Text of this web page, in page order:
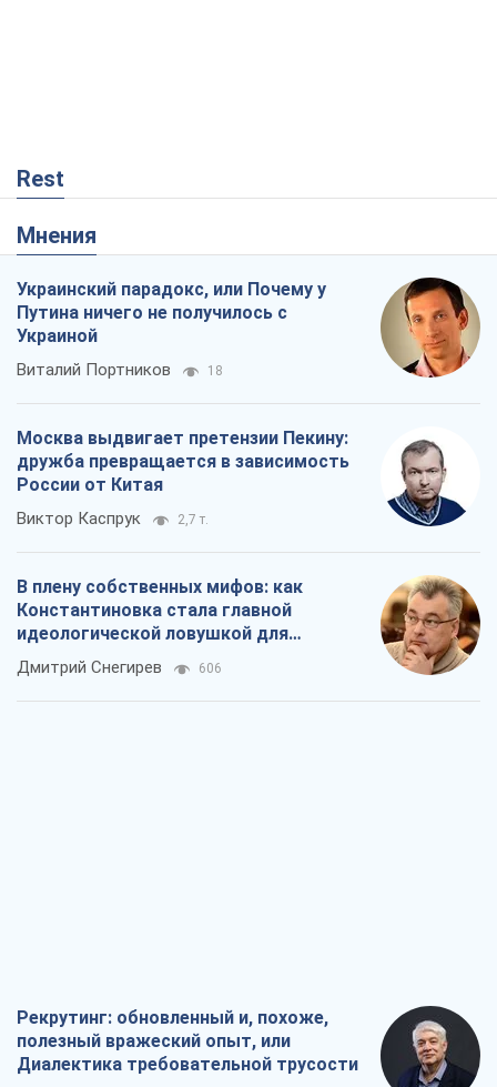
Rest
Мнения
Украинский парадокс, или Почему у
Путина ничего не получилось с
Украиной
Виталий Портников 18
Москва выдвигает претензии Пекину:
дружба превращается в зависимость
России от Китая
Виктор Каспрук 2,7 т.
В плену собственных мифов: как
Константиновка стала главной
идеологической ловушкой для
российских оккупантов
Дмитрий Снегирев 606
Рекрутинг: обновленный и, похоже,
полезный вражеский опыт, или
Диалектика требовательной трусости